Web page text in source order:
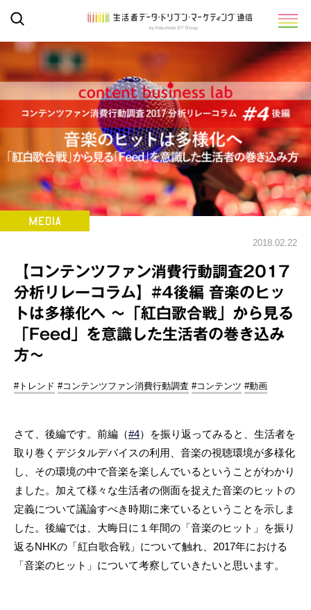
2018.02.22
【コンテンツファン消費行動調査2017
分析リレーコラム】#4後編 音楽のヒッ
トは多様化へ ～「紅白歌合戦」から見る
「Feed」を意識した生活者の巻き込み
方～
#トレンド #コンテンツファン消費行動調査 #コンテンツ #動画
さて、後編です。前編（#4）を振り返ってみると、生活者を
取り巻くデジタルデバイスの利用、音楽の視聴環境が多様化
し、その環境の中で音楽を楽しんでいるということがわかり
ました。加えて様々な生活者の側面を捉えた音楽のヒットの
定義について議論すべき時期に来ているということを示しま
した。後編では、大晦日に１年間の「音楽のヒット」を振り
返るNHKの「紅白歌合戦」について触れ、2017年における
「音楽のヒット」について考察していきたいと思います。